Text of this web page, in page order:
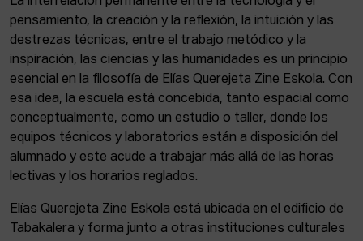
Facebook Equis Instagram
© Elías Querejeta Zine Eskola 2026
Tabakalera · Andre zigarrogileak plaza, 1
20012 Donostia / San Sebastián
T. 0034 943 545 005
E. info@zine-eskola.eus
pensamiento, la creación y la reflexión, la intuición y las
destrezas técnicas, entre el trabajo metódico y la
inspiración, las ciencias y las humanidades es un principio
esencial en la filosofía de Elías Querejeta Zine Eskola. Con
esa idea, la escuela está concebida, tanto espacial como
conceptualmente, como un estudio o taller, donde los
equipos técnicos y laboratorios están a disposición del
alumnado y este acude a trabajar más allá de las horas
lectivas y los horarios reglados.
Elías Querejeta Zine Eskola está ubicada en el edificio de
Tabakalera y forma junto a otras instituciones culturales